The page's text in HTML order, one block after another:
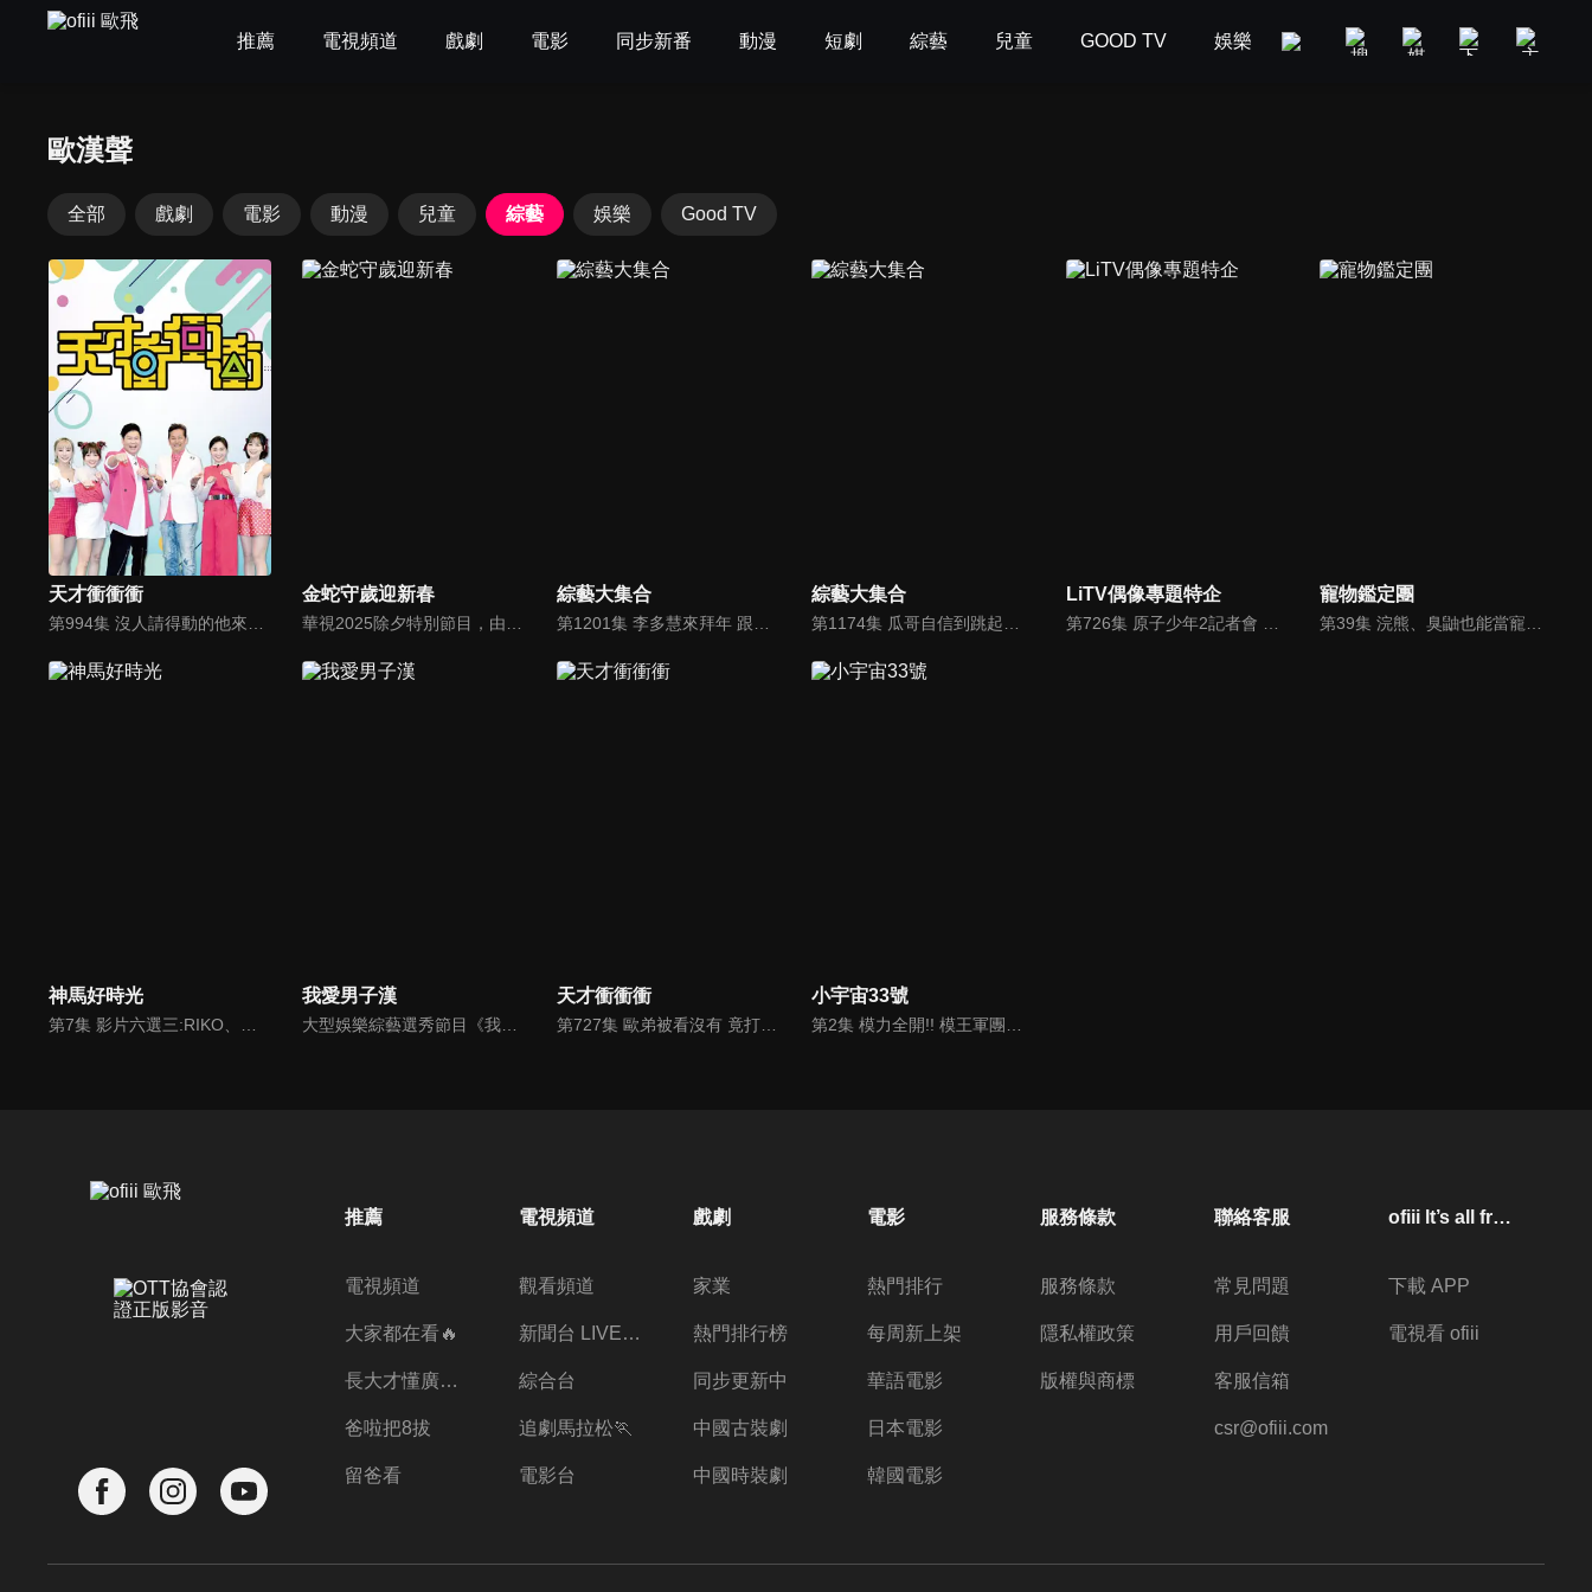
推薦 電視頻道 戲劇 電影 同步新番 動漫 短劇 綜藝 兒童 GOOD TV 娛樂 美食旅遊 新聞政論
歐漢聲
全部 戲劇 電影 動漫 兒童 綜藝 娛樂 Good TV
天才衝衝衝 金蛇守歲迎新春 綜藝大集合 綜藝大集合 LiTV偶像專題特企 寵物鑑定團
神馬好時光 我愛男子漢 天才衝衝衝
第727集 歐弟被看沒有 竟打賭送名車證明自己
小宇宙33號
推薦
電視頻道
大家都在看🔥
長大才懂廣志的偉大
爸啦把8拔
留爸看
電視頻道
觀看頻道
新聞台 LIVE 直播
綜合台
追劇馬拉松🏃
電影台
戲劇
家業
熱門排行榜
同步更新中
中國古裝劇
中國時裝劇
電影
熱門排行
每周新上架
華語電影
日本電影
韓國電影
服務條款
服務條款
隱私權政策
版權與商標
聯絡客服
常見問題
用戶回饋
客服信箱
csr@ofiii.com
ofiii lt’s all free
下載 APP
電視看 ofiii